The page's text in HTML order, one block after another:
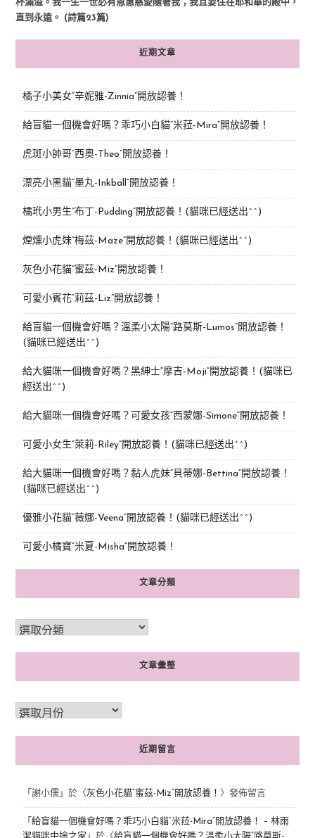
杯滿溢。我一生一世必有恩惠慈愛隨著我；我且要住在耶和華的殿中，
直到永遠。 (詩篇23篇)
近期文章
橘子小美女“辛妮雅-Zinnia”開放認養！
給盲貓一個機會好嗎？乖巧小白貓“米菈-Mira”開放認養！
虎斑小帥哥“西奧-Theo”開放認養！
漂亮小黑貓“墨丸-Inkball”開放認養！
橘玳小男生“布丁-Pudding”開放認養！(貓咪已經送出^^)
煙燻小虎妹“梅茲-Maze”開放認養！(貓咪已經送出^^)
灰色小花貓“蜜茲-Miz”開放認養！
可愛小賓花“莉茲-Liz”開放認養！
給盲貓一個機會好嗎？溫柔小太陽“路莫斯-Lumos”開放認養！
(貓咪已經送出^^)
給大貓咪一個機會好嗎？黑紳士“摩吉-Moji”開放認養！(貓咪已
經送出^^)
給大貓咪一個機會好嗎？可愛女孩“西蒙娜-Simone“開放認養！
可愛小女生“萊莉-Riley”開放認養！(貓咪已經送出^^)
給大貓咪一個機會好嗎？黏人虎妹“貝蒂娜-Bettina”開放認養！
(貓咪已經送出^^)
優雅小花貓“薇娜-Veena”開放認養！(貓咪已經送出^^)
可愛小橘寶”米夏-Misha”開放認養！
文章分類
文章彙整
近期留言
「 謝小儒」於〈灰色小花貓“蜜茲-Miz”開放認養！ 〉發佈留言
「 給盲貓一個機會好嗎？乖巧小白貓“米菈-Mira”開放認養！ – 林雨